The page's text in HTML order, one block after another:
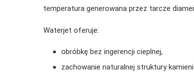
temperatura generowana przez tarcze
Waterjet oferuje:
obróbkę bez ingerencji cieplnej,
zachowanie naturalnej struktury